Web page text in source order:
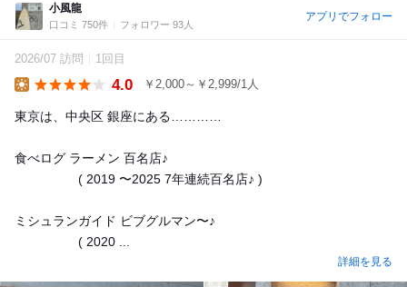
小風龍
口コミ 750件 フォロワー 93人
アプリでフォロー
2026/07 訪問 1回目
4.0 ￥2,000～￥2,999/1人
東京は、中央区 銀座にある…………
食べログ ラーメン 百名店♪
( 2019 〜2025 7年連続百名店♪ )
ミシュランガイド ビブグルマン〜♪
( 2020 ...
詳細を見る